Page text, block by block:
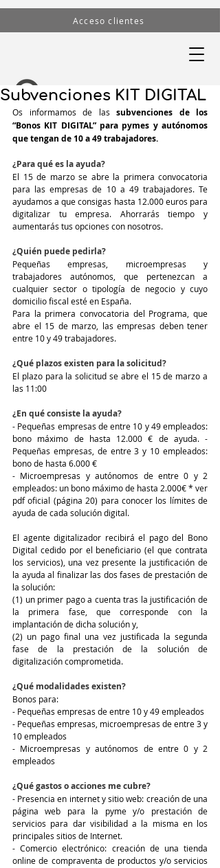
Acceso clientes
Subvenciones KIT DIGITAL
Os informamos de las subvenciones de los
“Bonos KIT DIGITAL” para pymes y autónomos
que tengan de 10 a 49 trabajadores.
¿Para qué es la ayuda?
El 15 de marzo se abre la primera convocatoria
para las empresas de 10 a 49 trabajadores. Te
ayudamos a que consigas hasta 12.000 euros para
digitalizar tu empresa. Ahorrarás tiempo y
aumentarás tus opciones con nosotros.
¿Quién puede pedirla?
Pequeñas empresas, microempresas y
trabajadores autónomos, que pertenezcan a
cualquier sector o tipología de negocio y cuyo
domicilio fiscal esté en España.
Para la primera convocatoria del Programa, que
abre el 15 de marzo, las empresas deben tener
entre 10 y 49 trabajadores.
¿Qué plazos existen para la solicitud?
El plazo para la solicitud se abre el 15 de marzo a
las 11:00
¿En qué consiste la ayuda?
- Pequeñas empresas de entre 10 y 49 empleados:
bono máximo de hasta 12.000 € de ayuda. -
Pequeñas empresas, de entre 3 y 10 empleados:
bono de hasta 6.000 €
- Microempresas y autónomos de entre 0 y 2
empleados: un bono máximo de hasta 2.000€ * ver
pdf oficial (página 20) para conocer los límites de
ayuda de cada solución digital.
El agente digitalizador recibirá el pago del Bono
Digital cedido por el beneficiario (el que contrata
los servicios), una vez presente la justificación de
la ayuda al finalizar las dos fases de prestación de
la solución:
(1) un primer pago a cuenta tras la justificación de
la primera fase, que corresponde con la
implantación de dicha solución y,
(2) un pago final una vez justificada la segunda
fase de la prestación de la solución de
digitalización comprometida.
¿Qué modalidades existen?
Bonos para:
- Pequeñas empresas de entre 10 y 49 empleados
- Pequeñas empresas, microempresas de entre 3 y
10 empleados
- Microempresas y autónomos de entre 0 y 2
empleados
¿Qué gastos o acciones me cubre?
- Presencia en internet y sitio web: creación de una
página web para la pyme y/o prestación de
servicios para dar visibilidad a la misma en los
principales sitios de Internet.
- Comercio electrónico: creación de una tienda
online de compraventa de productos y/o servicios